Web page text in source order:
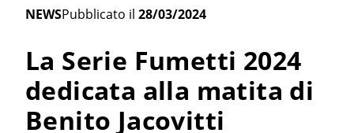
NEWSPubblicato il 28/03/2024
La Serie Fumetti 2024
dedicata alla matita di
Benito Jacovitti